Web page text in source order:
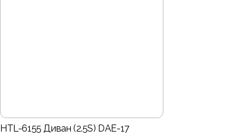
HTL-6155 Диван (2.5S) DAE-17